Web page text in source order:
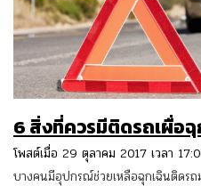
6 สิ่งที่ควรมีติดรถเผื่อฉุ
โพสต์เมื่อ 29 ตุลาคม 2017 เวลา
บางคนมีอุปกรณ์ช่วยเหลือฉุกเฉินติดร